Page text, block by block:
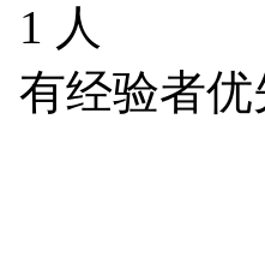
1 人
有经验者优